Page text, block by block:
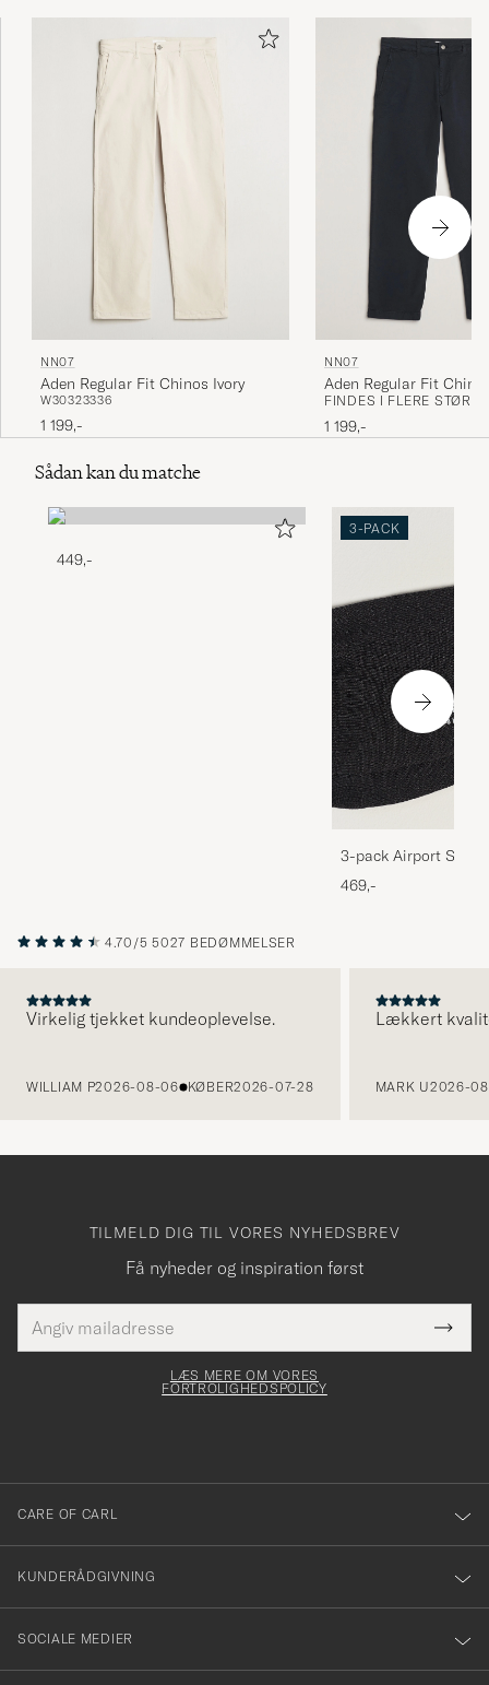
NN07
Aden Regular Fit Chinos Ivory
W30323336
1 199,-
NN07
Aden Regular Fit
FINDES I FLERE
1 199,-
Sådan kan du matche
449,-
3-PACK
3-pack Airport
Melange
469,-
4.70/5 5027 BEDØMMELSER
Virkelig tjekket kundeoplevelse.
WILLIAM P2026-08-06 KØBER2026-07-28
Lækkert
MARK U2026-
TILMELD DIG TIL VORES NYHEDSBREV
Få nyheder og inspiration først
mailadresse
skal
Tack
för
dig
till
vårt
nyhetsbrev!
LÆS MERE OM VORES
FORTROLIGHEDSPOLICY
CARE OF CARL
KUNDERÅDGIVNING
SOCIALE MEDIER